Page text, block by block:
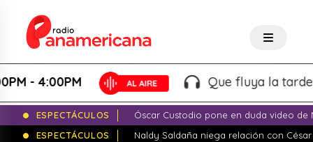
- 4:00PM Que fluya la tarde! -
ESPECTÁCULOS
Óscar Custodio pone en duda video de
ESPECTÁCULOS
Naldy Saldaña niega relación con